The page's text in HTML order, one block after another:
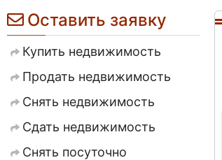
Оставить заявку
Купить недвижимость
Продать недвижимость
Снять недвижимость
Сдать недвижимость
Снять посуточно